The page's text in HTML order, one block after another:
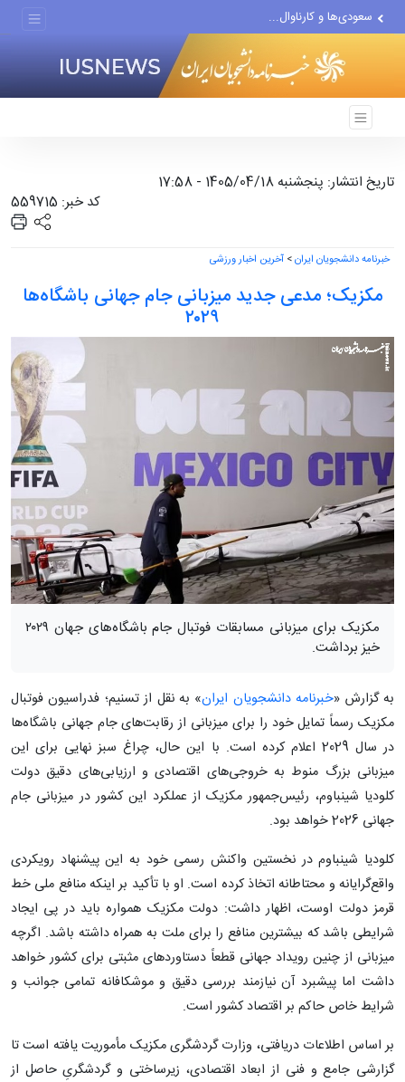
سعودی‌ها و کارناوال...
معامله با گرگِ آمریکایی،...
تاریخ انتشار: پنجشنبه 1405/04/18 - 17:58
کد خبر: 559715
خبرنامه دانشجویان ایران> آخرین اخبار ورزشی
مکزیک؛ مدعی جدید میزبانی جام جهانی باشگاه‌ها
۲۰۲۹
مکزیک برای میزبانی مسابقات فوتبال جام باشگاه‌های جهان ۲۰۲۹
خیز برداشت.
به گزارش «خبرنامه دانشجویان ایران» به نقل از تسنیم؛ فدراسیون فوتبال
مکزیک رسماً تمایل خود را برای میزبانی از رقابت‌های جام جهانی باشگاه‌ها
در سال 2029 اعلام کرده است. با این حال، چراغ سبز نهایی برای این
میزبانی بزرگ منوط به خروجی‌های اقتصادی و ارزیابی‌های دقیق دولت
کلودیا شینباوم، رئیس‌جمهور مکزیک از عملکرد این کشور در میزبانی جام
جهانی 2026 خواهد بود.
کلودیا شینباوم در نخستین واکنش رسمی خود به این پیشنهاد رویکردی
واقع‌گرایانه و محتاطانه اتخاذ کرده است. او با تأکید بر اینکه منافع ملی خط
قرمز دولت اوست، اظهار داشت: دولت مکزیک همواره باید در پی ایجاد
شرایطی باشد که بیشترین منافع را برای ملت به همراه داشته باشد. اگرچه
میزبانی از چنین رویداد جهانی قطعاً دستاوردهای مثبتی برای کشور خواهد
داشت اما پیشبرد آن نیازمند بررسی دقیق و موشکافانه تمامی جوانب و
شرایط خاص حاکم بر اقتصاد کشور است.
بر اساس اطلاعات دریافتی، وزارت گردشگری مکزیک مأموریت یافته است تا
گزارشی جامع و فنی از ابعاد اقتصادی، زیرساختی و گردشگریِ حاصل از